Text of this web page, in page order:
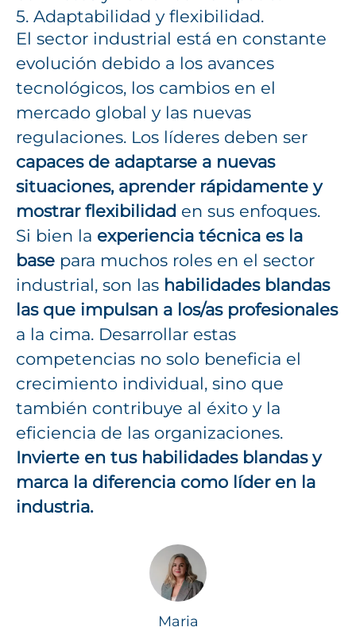
5. Adaptabilidad y flexibilidad.
El sector industrial está en constante
evolución debido a los avances
tecnológicos, los cambios en el
mercado global y las nuevas
regulaciones. Los líderes deben ser
capaces de adaptarse a nuevas
situaciones, aprender rápidamente y
mostrar flexibilidad en sus enfoques.
Si bien la experiencia técnica es la
base para muchos roles en el sector
industrial, son las habilidades blandas
las que impulsan a los/as profesionales
a la cima. Desarrollar estas
competencias no solo beneficia el
crecimiento individual, sino que
también contribuye al éxito y la
eficiencia de las organizaciones.
Invierte en tus habilidades blandas y
marca la diferencia como líder en la
industria.
Maria